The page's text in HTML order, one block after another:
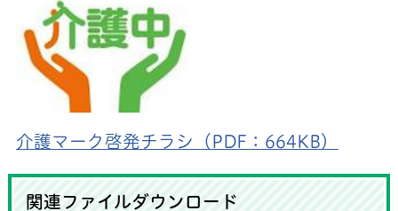
介護マーク啓発チラシ（PDF：664KB）
関連ファイルダウンロード